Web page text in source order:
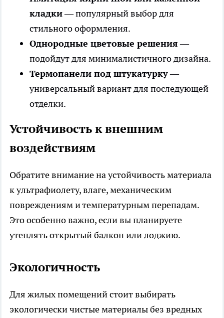
кладки— популярный выбор для
стильного оформления.
Однородные цветовые решения—
подойдут для минималистичного дизайна.
Термопанели под штукатурку—
универсальный вариант для последующей
отделки.
Устойчивость к внешним
воздействиям
Обратите внимание на устойчивость материала
к ультрафиолету, влаге, механическим
повреждениям и температурным перепадам.
Это особенно важно, если вы планируете
утеплять открытый балкон или лоджию.
Экологичность
Для жилых помещений стоит выбирать
экологически чистые материалы без вредных